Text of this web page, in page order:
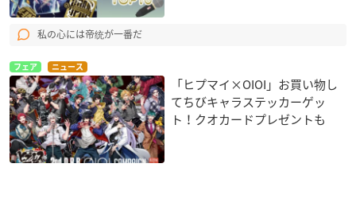
私の心には帝统が一番だ
フェア ニュース
「ヒプマイ×OIOI」お買い物し
てちびキャラステッカーゲッ
ト！クオカードプレゼントも